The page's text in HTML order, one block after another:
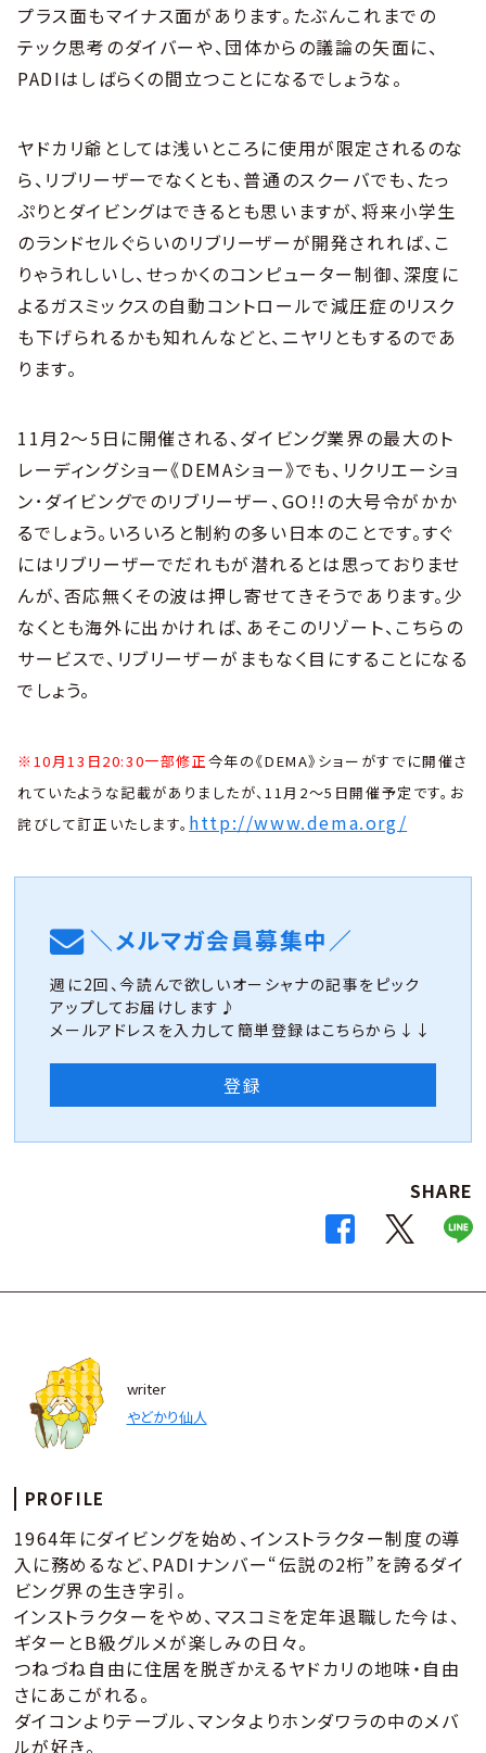
プラス面もマイナス面があります。たぶんこれまでの
テック思考のダイバーや、団体からの議論の矢面に、
PADIはしばらくの間立つことになるでしょうな。
ヤドカリ爺としては浅いところに使用が限定されるのな
ら、リブリーザーでなくとも、普通のスクーバでも、たっ
ぷりとダイビングはできるとも思いますが、将来小学生
のランドセルぐらいのリブリーザーが開発されれば、こ
りゃうれしいし、せっかくのコンピューター制御、深度に
よるガスミックスの自動コントロールで減圧症のリスク
も下げられるかも知れんなどと、ニヤリともするのであ
ります。
11月2〜5日に開催される、ダイビング業界の最大のト
レーディングショー《DEMAショー》でも、リクリエーショ
ン･ダイビングでのリブリーザー、GO!!の大号令がかか
るでしょう。いろいろと制約の多い日本のことです。すぐ
にはリブリーザーでだれもが潜れるとは思っておりませ
んが、否応無くその波は押し寄せてきそうであります。少
なくとも海外に出かければ、あそこのリゾート、こちらの
サービスで、リブリーザーがまもなく目にすることになる
でしょう。
※10月13日20:30一部修正今年の《DEMA》ショーがすでに開催さ
れていたような記載がありましたが、11月2〜5日開催予定です。お
詫びして訂正いたします。 http://www.dema.org/
＼メルマガ会員募集中／
週に2回、今読んで欲しいオーシャナの記事をピック
アップしてお届けします♪
メールアドレスを入力して簡単登録はこちらから↓↓
登録
SHARE
writer
やどかり仙人
PROFILE
1964年にダイビングを始め、インストラクター制度の導
入に務めるなど、PADIナンバー“伝説の2桁”を誇るダイ
ビング界の生き字引。
インストラクターをやめ、マスコミを定年退職した今は、
ギターとB級グルメが楽しみの日々。
つねづね自由に住居を脱ぎかえるヤドカリの地味・自由
さにあこがれる。
ダイコンよりテーブル、マンタよりホンダワラの中のメバ
ルが好き。